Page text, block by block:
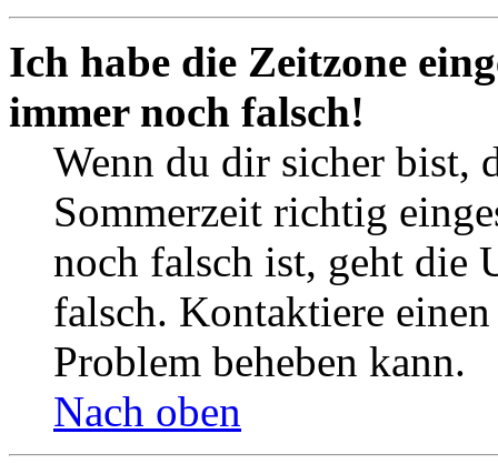
Ich habe die Zeitzone
immer noch falsch!
Wenn du dir sicher bist,
Sommerzeit richtig
noch falsch ist, geht die
falsch. Kontaktiere
Problem beheben kann.
Nach oben